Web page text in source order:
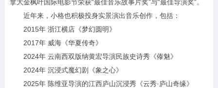
拿大金枫叶国际电影节荣获“最佳音乐故事片奖”与“最佳导演奖”。
近年来，小格也积极投身实景演出音乐创作，包括：
2015年 浙江横店《梦幻圆明》
2017年 威海《华夏传奇》
2024年 云南西双版纳黄宏导演民族史诗秀《傣魅》
2024年 沉浸式魔幻剧《象之心》
2025年 陈维亚导演的江西庐山沉浸秀《云秀·庐山奇缘》